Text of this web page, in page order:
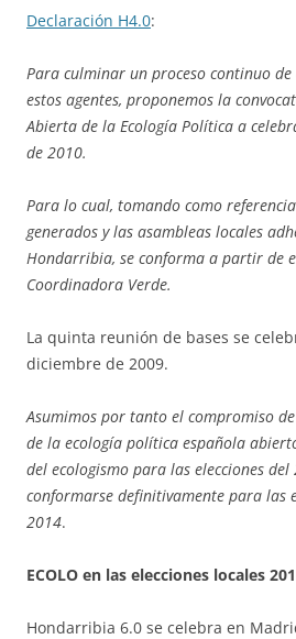
Declaración H4.0:
Para culminar un proceso continuo
estos agentes, proponemos la
Abierta de la Ecología Política a
de 2010.
Para lo cual, tomando como
generados y las asambleas locales
Hondarribia, se conforma a partir de
Coordinadora Verde.
La quinta reunión de bases se
diciembre de 2009.
Asumimos por tanto el compromiso
de la ecología política española
del ecologismo para las elecciones
conformarse definitivamente para las
2014.
ECOLO en las elecciones locales
Hondarribia 6.0 se celebra en